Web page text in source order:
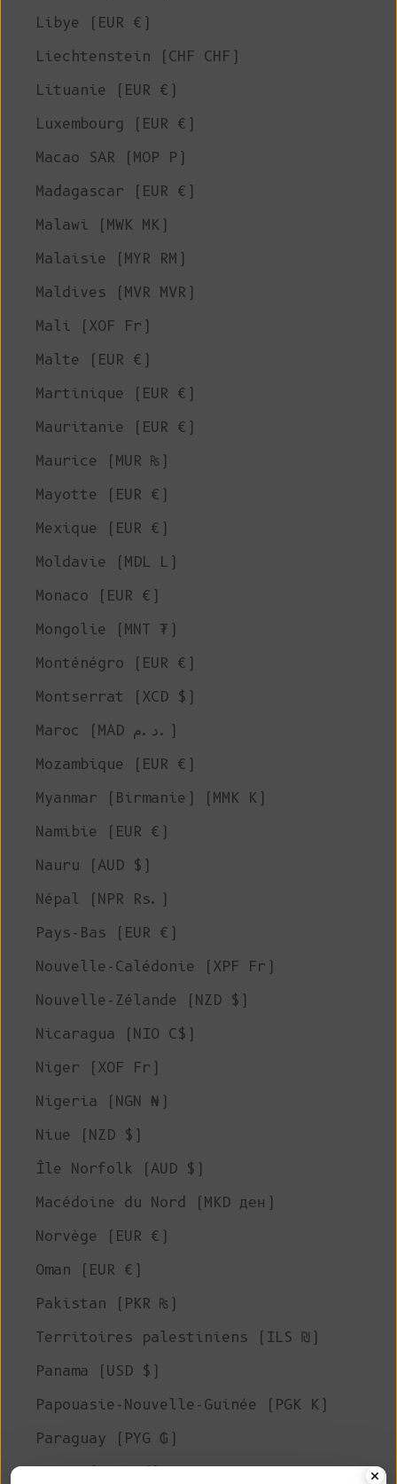
Libye (EUR €)
Liechtenstein (CHF CHF)
Lituanie (EUR €)
Luxembourg (EUR €)
Macao SAR (MOP P)
Madagascar (EUR €)
Malawi (MWK MK)
Malaisie (MYR RM)
Maldives (MVR MVR)
Mali (XOF Fr)
Malte (EUR €)
Martinique (EUR €)
Mauritanie (EUR €)
Maurice (MUR ₨)
Mayotte (EUR €)
Mexique (EUR €)
Moldavie (MDL L)
Monaco (EUR €)
Mongolie (MNT ₮)
Monténégro (EUR €)
Montserrat (XCD $)
Maroc (MAD د.م.)
Mozambique (EUR €)
Myanmar (Birmanie) (MMK K)
Namibie (EUR €)
Nauru (AUD $)
Népal (NPR Rs.)
Pays-Bas (EUR €)
Nouvelle-Calédonie (XPF Fr)
Nouvelle-Zélande (NZD $)
Nicaragua (NIO C$)
Niger (XOF Fr)
Nigeria (NGN ₦)
Niue (NZD $)
Île Norfolk (AUD $)
Macédoine du Nord (MKD ден)
Norvège (EUR €)
Oman (EUR €)
Pakistan (PKR ₨)
Territoires palestiniens (ILS ₪)
Panama (USD $)
Papouasie-Nouvelle-Guinée (PGK K)
Paraguay (PYG ₲)
Pérou (PEN S/)